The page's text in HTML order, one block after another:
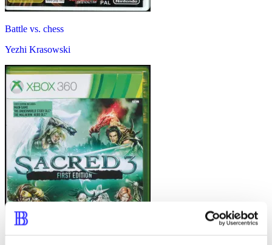
Battle vs. chess
Yezhi Krasowski